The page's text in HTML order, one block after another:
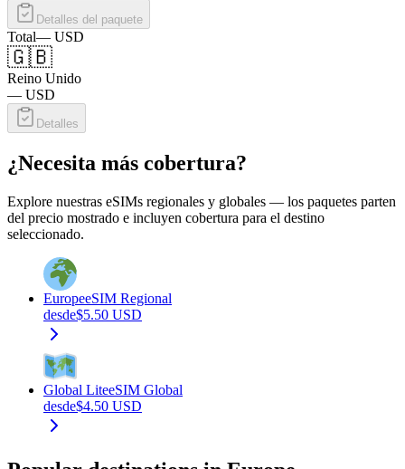
Detalles del paquete
Total— USD
🇬🇧
Reino Unido
— USD
Detalles
¿Necesita más cobertura?
Explore nuestras eSIMs regionales y globales — los paquetes parten
del precio mostrado e incluyen cobertura para el destino
seleccionado.
EuropeeSIM Regional
desde$5.50 USD
Global LiteeSIM Global
desde$4.50 USD